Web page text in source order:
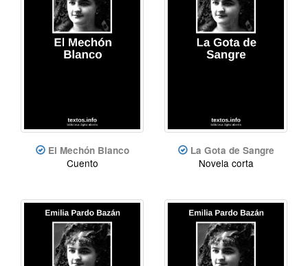
El Mechón Blanco
Cuento
La Gota de Sangre
Novela corta